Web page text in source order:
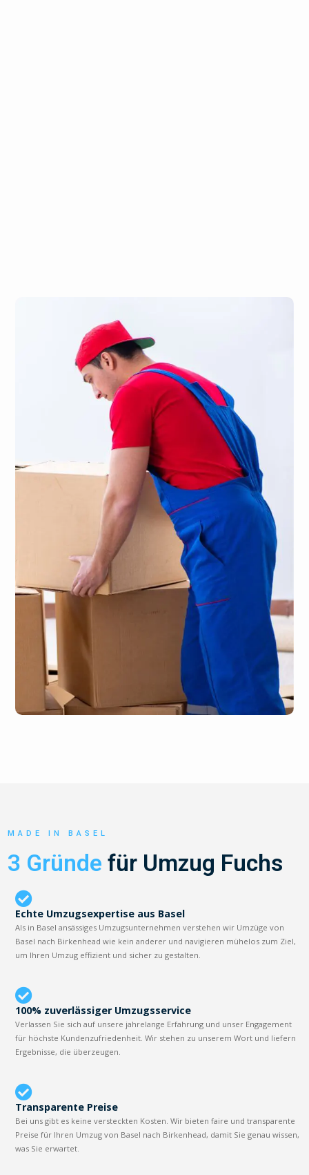
MADE IN BASEL
3 Gründe für Umzug Fuchs
Echte Umzugsexpertise aus Basel
Als in Basel ansässiges Umzugsunternehmen verstehen wir Umzüge von
Basel nach Birkenhead wie kein anderer und navigieren mühelos zum Ziel,
um Ihren Umzug effizient und sicher zu gestalten.
100% zuverlässiger Umzugsservice
Verlassen Sie sich auf unsere jahrelange Erfahrung und unser Engagement
für höchste Kundenzufriedenheit. Wir stehen zu unserem Wort und liefern
Ergebnisse, die überzeugen.
Transparente Preise
Bei uns gibt es keine versteckten Kosten. Wir bieten faire und transparente
Preise für Ihren Umzug von Basel nach Birkenhead, damit Sie genau wissen,
was Sie erwartet.